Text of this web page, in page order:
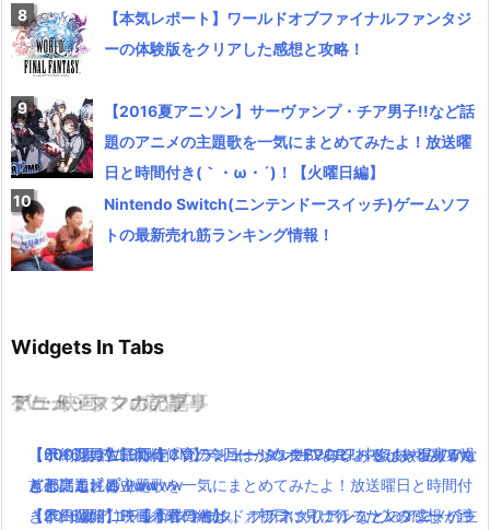
【本気レポート】ワールドオブファイナルファンタジ
ーの体験版をクリアした感想と攻略！
【2016夏アニソン】サーヴァンプ・チア男子!!など話
題のアニメの主題歌を一気にまとめてみたよ！放送曜
日と時間付き(｀・ω・´)！【火曜日編】
Nintendo Switch(ニンテンドースイッチ)ゲームソフ
トの最新売れ筋ランキング情報！
Widgets In Tabs
TV・映画
【ポインコWEB限定CM】今回はかめポインコ！中条あやみのけ
ん玉にも注目！
【本日公開】映画「君の名は。」初日に見に行った人の感想・評
ゲーム・スマホアプリ
【予約開始】最新作『グランツーリスモSPORT』もはや現実ww
首都高走れるwww
【予約開始】FF最新作ワールドオブファイナルファンタジーがつ
アニメ・マンガの記事
【2016夏アニソン】バッテリー・ダンガンロンパ３・レガリアな
どのアニメの主題歌を一気にまとめてみたよ！放送曜日と時間付
き(｀・ω・´)！【木曜日編】
ミュージックの記事
【600万再生】岡崎体育のミュージックPVあるあるがあるある過
ぎと話題( ﾟдﾟ )wwww
【2016夏アニソン】ツキウタ。プラネタリアンなどのアニメの主